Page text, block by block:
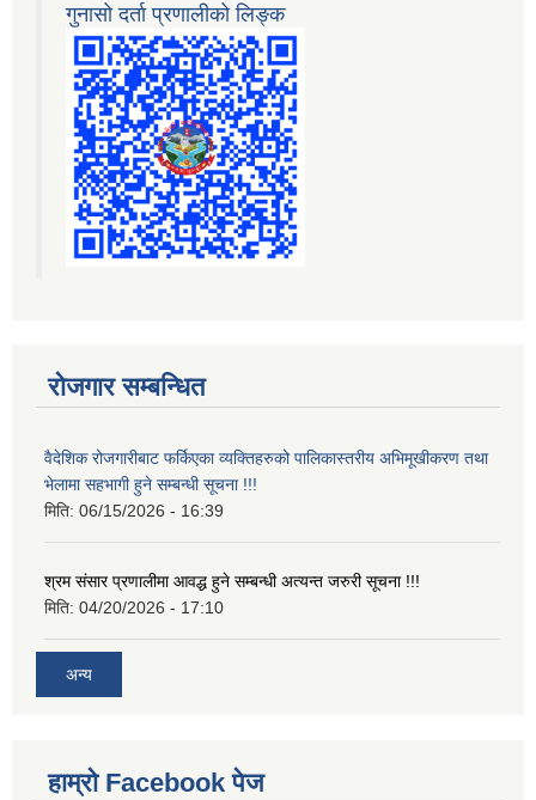
गुनासो दर्ता प्रणालीको लिङ्क
रोजगार सम्बन्धित
वैदेशिक रोजगारीबाट फर्किएका व्यक्तिहरुको पालिकास्तरीय अभिमूखीकरण तथा
भेलामा सहभागी हुने सम्बन्धी सूचना !!!
मिति: 06/15/2026 - 16:39
श्रम संसार प्रणालीमा आवद्ध हुने सम्बन्धी अत्यन्त जरुरी सूचना !!!
मिति: 04/20/2026 - 17:10
अन्य
हाम्रो Facebook पेज